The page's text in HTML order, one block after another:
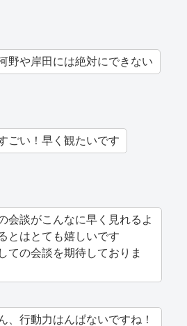
野や岸田には絶対にできない
ごい！早く観たいです
会談がこんなに早く見れるよ
とはとても嬉しいです
ての会談を期待しておりま
、行動力はんぱないですね！